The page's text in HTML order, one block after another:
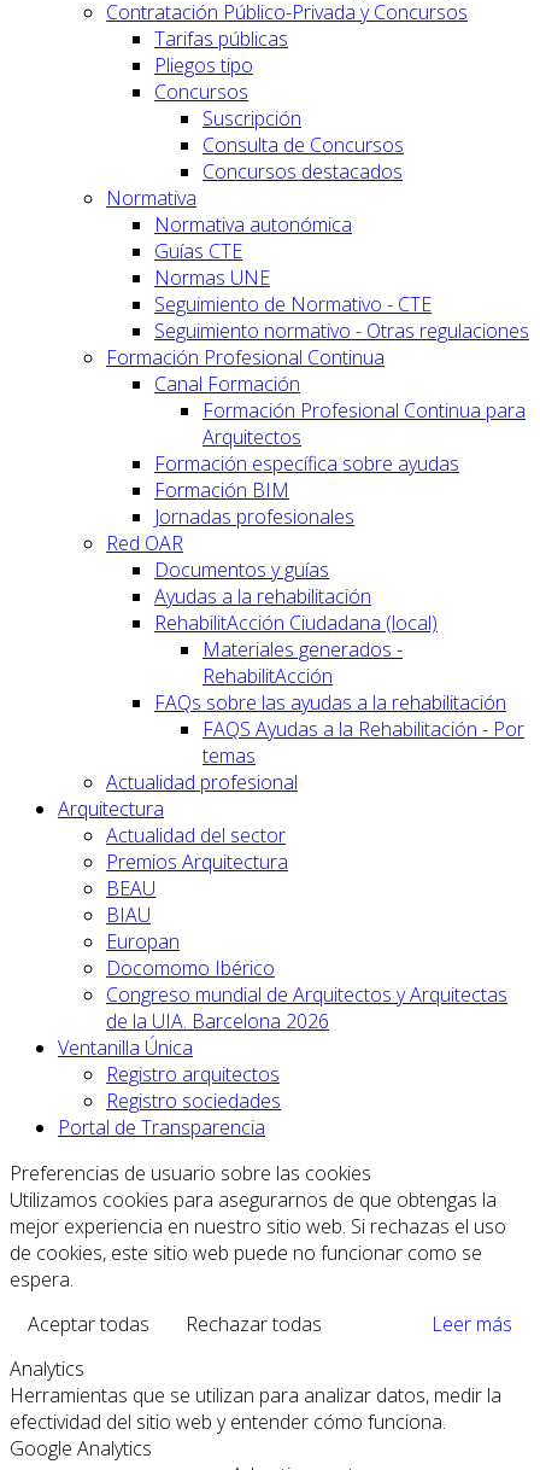
Contratación Público-Privada y Concursos
Tarifas públicas
Pliegos tipo
Concursos
Suscripción
Consulta de Concursos
Concursos destacados
Normativa
Normativa autonómica
Guías CTE
Normas UNE
Seguimiento de Normativo - CTE
Seguimiento normativo - Otras regulaciones
Formación Profesional Continua
Canal Formación
Formación Profesional Continua para
Arquitectos
Formación específica sobre ayudas
Formación BIM
Jornadas profesionales
Red OAR
Documentos y guías
Ayudas a la rehabilitación
RehabilitAcción Ciudadana (local)
Materiales generados -
RehabilitAcción
FAQs sobre las ayudas a la rehabilitación
FAQS Ayudas a la Rehabilitación - Por
temas
Actualidad profesional
Arquitectura
Actualidad del sector
Premios Arquitectura
BEAU
BIAU
Europan
Docomomo Ibérico
Congreso mundial de Arquitectos y Arquitectas
de la UIA. Barcelona 2026
Ventanilla Única
Registro arquitectos
Registro sociedades
Portal de Transparencia
Preferencias de usuario sobre las cookies
Utilizamos cookies para asegurarnos de que obtengas la
mejor experiencia en nuestro sitio web. Si rechazas el uso
de cookies, este sitio web puede no funcionar como se
espera.
Aceptar todas
Rechazar todas
Leer más
Analytics
Herramientas que se utilizan para analizar datos, medir la
efectividad del sitio web y entender cómo funciona.
Google Analytics